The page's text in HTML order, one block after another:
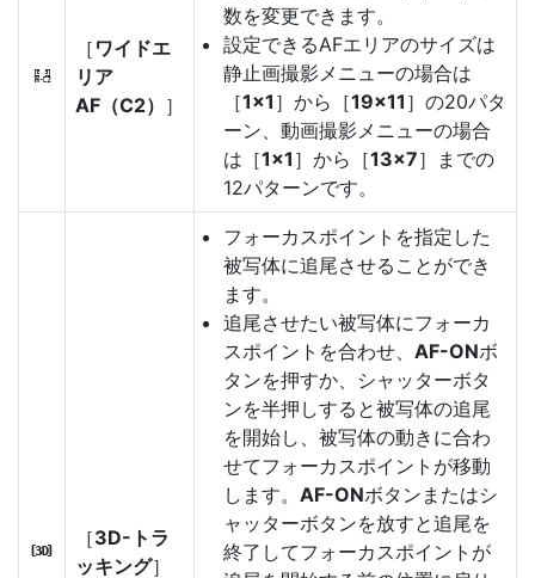
数を変更できます。
設定できるAFエリアのサイズは
静止画撮影メニューの場合は
［1×1 ］から［19×11 ］の20パタ
ーン、動画撮影メニューの場合
は［1×1 ］から［13×7］までの
12パターンです。
9
［ ワイドエ
リア
AF（C2） ］
u
［3D-トラ
ッキング］
フォーカスポイントを指定した
被写体に追尾させることができ
ます。
追尾させたい被写体にフォーカ
スポイントを合わせ、 AF-ONボ
タンを押すか、シャッターボタ
ンを半押しすると被写体の追尾
を開始し、被写体の動きに合わ
せてフォーカスポイントが移動
します。 AF-ONボタンまたはシ
ャッターボタンを放すと追尾を
終了してフォーカスポイントが